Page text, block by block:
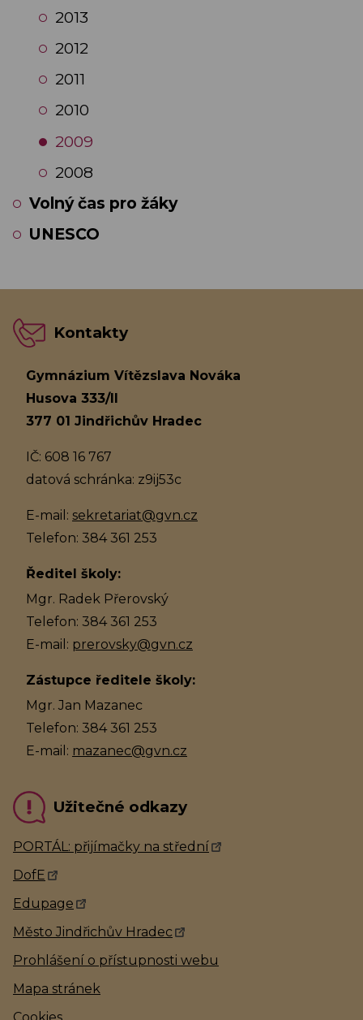
2013
2012
2011
2010
2009
2008
Volný čas pro žáky
UNESCO
Kontakty
Gymnázium Vítězslava Nováka
Husova 333/II
377 01 Jindřichův Hradec
IČ: 608 16 767
datová schránka: z9ij53c
E-mail: sekretariat@gvn.cz
Telefon: 384 361 253
Ředitel školy:
Mgr. Radek Přerovský
Telefon: 384 361 253
E-mail: prerovsky@gvn.cz
Zástupce ředitele školy:
Mgr. Jan Mazanec
Telefon: 384 361 253
E-mail: mazanec@gvn.cz
Užitečné odkazy
PORTÁL: přijímačky na střední
DofE
Edupage
Město Jindřichův Hradec
Prohlášení o přístupnosti webu
Mapa stránek